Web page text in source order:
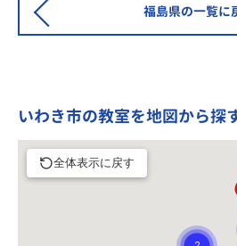
福島県の一覧に
いわき市の教室を地図から探
全体表示に戻す